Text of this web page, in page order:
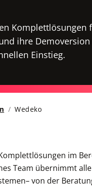
ihre
Einstieg.
Wedeko
im
Team übernimmt
von der